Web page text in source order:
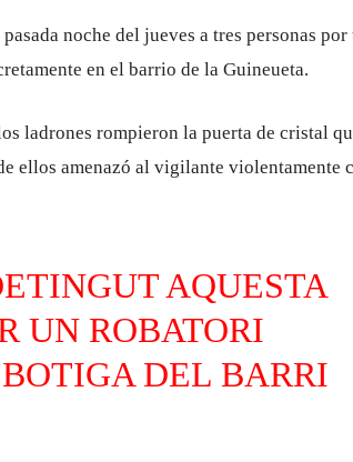
noche del jueves a tres personas por
en el barrio de la Guineueta.
ladrones rompieron la puerta de cristal
ellos amenazó al vigilante violentamente
AQUESTA
UN ROBATORI
DEL BARRI